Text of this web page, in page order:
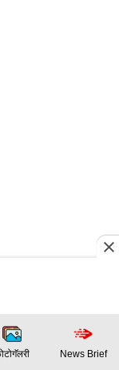
News Brief